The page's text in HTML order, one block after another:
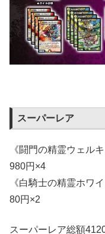
スーパーレア
《闘門の精霊ウェル
980円×4
《白騎士の精霊ホワ
80円×2
スーパーレア総額